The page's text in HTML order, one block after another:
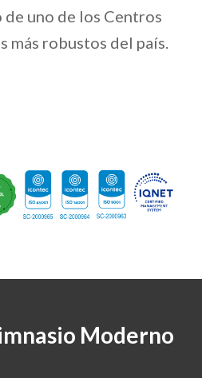
uno de los Centros
más robustos del país.
Moderno